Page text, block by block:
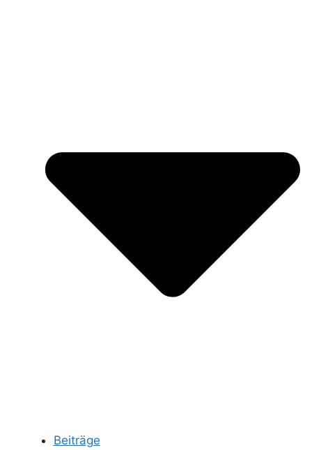
Beiträge